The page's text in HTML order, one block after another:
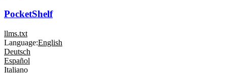
PocketShelf
llms.txt
Language:English
Deutsch
Español
Italiano